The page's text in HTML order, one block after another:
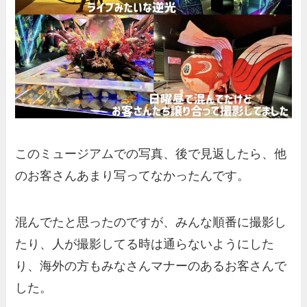
このミュージアムでの写真、後で見返したら、他
のお客さんあまり写ってなかったんです。
混んでたと思ったのですが、みんな順番に撮影し
たり、人が撮影してる時は通らないようにした
り、海外の方もみなさんマナーのあるお客さんで
した。